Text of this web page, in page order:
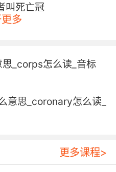
叫死亡冠
整个日冕
高达3.9
it because you'll be
多
_corps怎么读_音标
意思_coronary怎么读_
更多课程>